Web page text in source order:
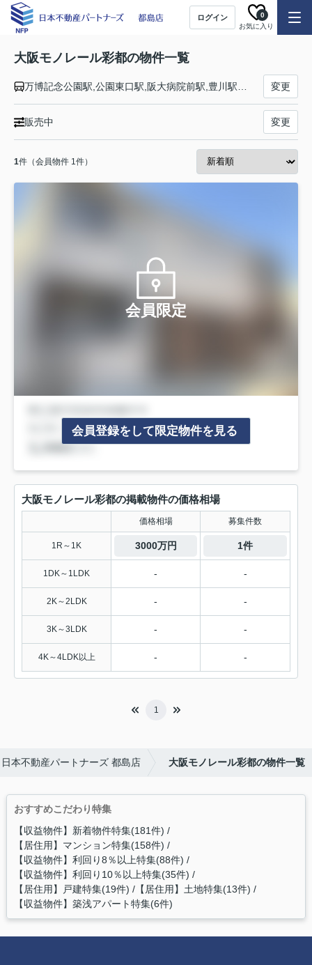
ログイン
お気に入り
0
大阪モノレール彩都の物件一覧
変更
販売中 変更
1件（会員物件 1件）
会員限定
会員登録をして限定物件を見る
大阪モノレール彩都の掲載物件の価格相場
価格相場 募集件数
1R～1K 3000万円 1件
1DK～1LDK - -
2K～2LDK - -
3K～3LDK - -
4K～4LDK以上 - -
1
本不動産パートナーズ 都島店 大阪モノレール彩都の物件一覧
おすすめこだわり特集
【収益物件】新着物件特集(181件)
【居住用】マンション特集(158件)
【収益物件】利回り8％以上特集(88件)
【収益物件】利回り10％以上特集(35件)
【居住用】戸建特集(19件) 【居住用】土地特集(13件)
【収益物件】築浅アパート特集(6件)